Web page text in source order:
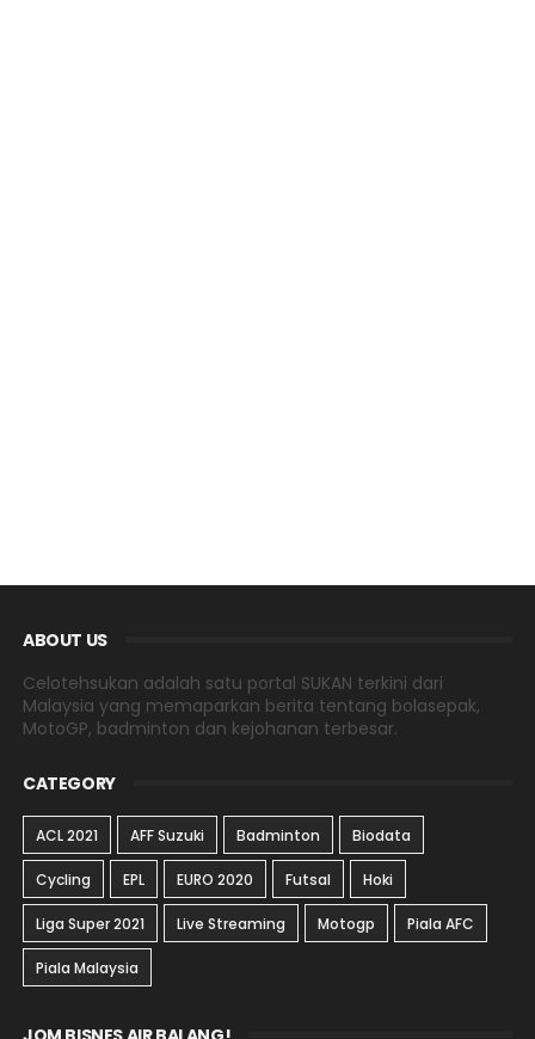
ABOUT US
Celotehsukan adalah satu portal SUKAN terkini dari
Malaysia yang memaparkan berita tentang bolasepak,
MotoGP, badminton dan kejohanan terbesar.
CATEGORY
ACL 2021 AFF Suzuki Badminton Biodata
Cycling EPL EURO 2020 Futsal Hoki
Liga Super 2021 Live Streaming Motogp Piala AFC
Piala Malaysia